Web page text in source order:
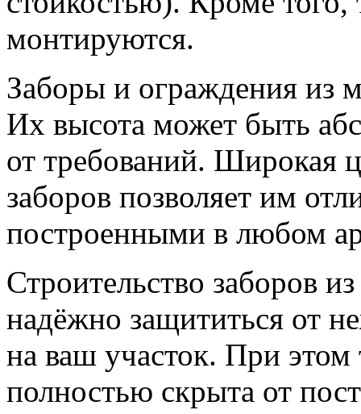
монтируются.
Заборы и ограждения из
Их высота может быть
от требований. Широкая
заборов позволяет им
построенными в любом
Строительство заборов
надёжно защититься от
на ваш участок. При этом
полностью скрыта от